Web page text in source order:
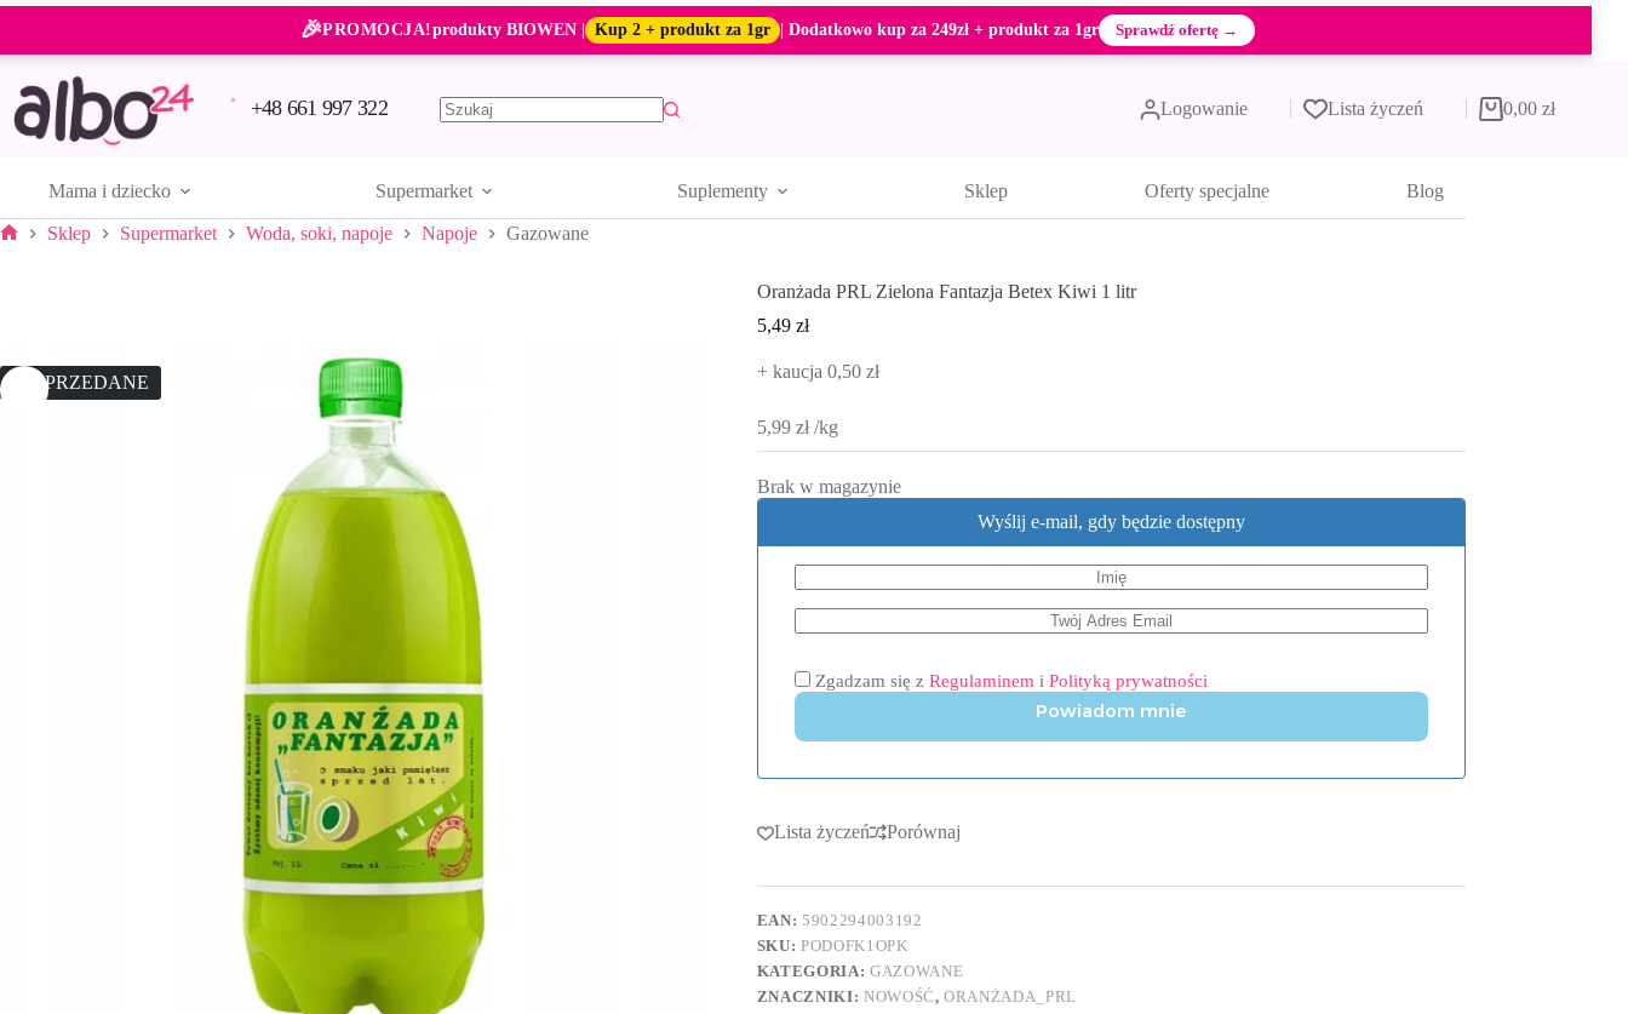
Przejdź
treści
🎉PROMOCJA!produkty BIOWEN | Kup 2 + produkt za 1gr | Dodatkowo kup za 249zł + produkt za 1gr Sprawdź ofertę →
+48 661 997 322 Logowanie Lista życzeń Koszyk
0,00 zł
Mama i dziecko Supermarket Suplementy Sklep Oferty specjalne Blog
Sklep Supermarket Woda, soki, napoje Napoje Gazowane
WYPRZEDANE
Oranżada PRL Zielona Fantazja Betex Kiwi 1 litr
5,49 zł
+ kaucja 0,50 zł
5,99 zł /kg
Brak w magazynie
Wyślij e-mail, gdy będzie dostępny
Zgadzam się z Regulaminem i Polityką prywatności
Powiadom mnie
Lista życzeń Porównaj
EAN:5902294003192
SKU:PODOFK1OPK
KATEGORIA: GAZOWANE
ZNACZNIKI: NOWOŚĆ,ORANŻADA_PRL